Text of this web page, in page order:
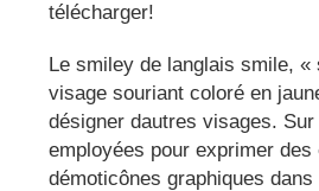
télécharger!
Le smiley de langlais smile,
visage souriant coloré en
désigner dautres visages.
employées pour exprimer
démoticônes graphiques